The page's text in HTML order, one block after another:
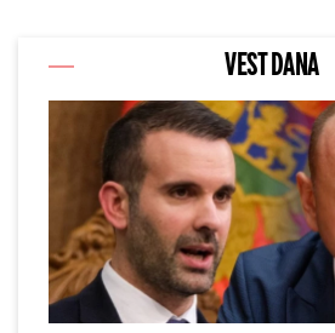
VEST DANA